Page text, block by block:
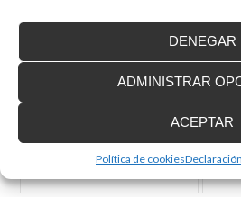
ACEPTAR
DENEGAR
ADMINISTRAR
Política de cookies